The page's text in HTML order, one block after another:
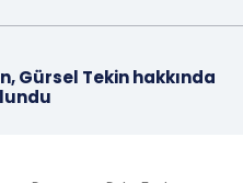
Gürsel Tekin hakkında